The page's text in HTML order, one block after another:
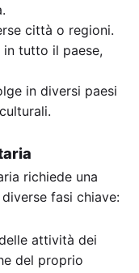
città o regioni.
in tutto il paese,
in diversi paesi
richiede una
fasi chiave:
attività dei
del proprio